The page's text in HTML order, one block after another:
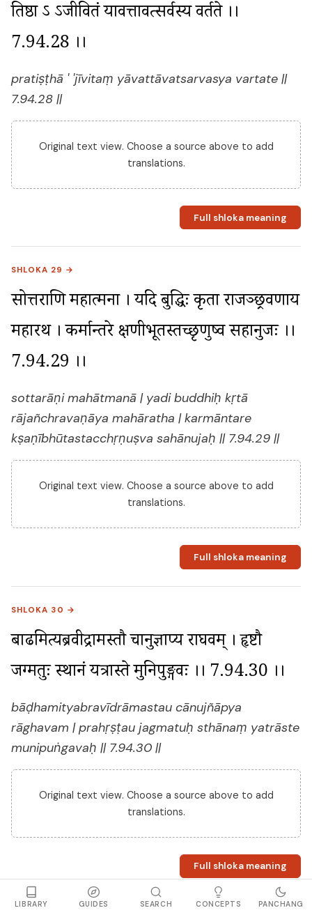
प्रतिष्ठा ऽ ऽजीवितं यावत्तावत्सर्वस्य वर्तते ।।
7.94.28 ।।
pratiṣṭhā ' 'jīvitaṃ yāvattāvatsarvasya vartate ||
7.94.28 ||
Original text view. Choose a source above to add
translations.
Full shloka meaning
SHLOKA 29 →
सोत्तराणि महात्मना । यदि बुद्धिः कृता राजञ्छ्रवणाय
महारथ । कर्मान्तरे क्षणीभूतस्तच्छृणुष्व सहानुजः ।।
7.94.29 ।।
sottarāṇi mahātmanā | yadi buddhiḥ kṛtā
rājañchravaṇāya mahāratha | karmāntare
kṣaṇībhūtastacchṛṇuṣva sahānujaḥ || 7.94.29 ||
Original text view. Choose a source above to add
translations.
Full shloka meaning
SHLOKA 30 →
बाढमित्यब्रवीद्रामस्तौ चानुज्ञाप्य राघवम् । प्रहृष्टौ
जग्मतुः स्थानं यत्रास्ते मुनिपुङ्गवः ।। 7.94.30 ।।
bāḍhamityabravīdrāmastau cānujñāpya
rāghavam | prahṛṣṭau jagmatuḥ sthānaṃ yatrāste
munipuṅgavaḥ || 7.94.30 ||
Original text view. Choose a source above to add
translations.
Full shloka meaning
LIBRARY GUIDES SEARCH CONCEPTS PANCHANG